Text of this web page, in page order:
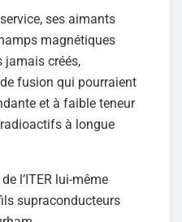
ses aimants
magnétiques
jamais créés,
fusion qui pourraient
et à faible teneur
à longue
l’ITER lui-même
supraconducteurs